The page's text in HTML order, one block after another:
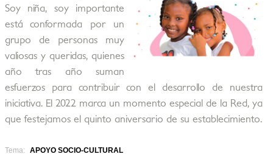
Soy niña, soy importante
está conformada por un
grupo de personas muy
valiosas y queridas, quienes
año tras año suman
esfuerzos para contribuir con el desarrollo de nuestra
iniciativa. El 2022 marca un momento especial de la Red, ya
que festejamos el quinto aniversario de su establecimiento.
Tema:
APOYO SOCIO-CULTURAL